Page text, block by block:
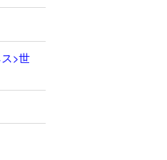
>世